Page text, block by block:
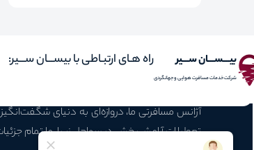
بیـــســـان ســـیر
شرکت خدمات مسافرت هوایی و جهانگردی
راه هـای ارتبـاطی با بیســـان ســـیر:
آژانس مسافرتی ما، دروازه‌ای به دنیای
تعطیلات آرامش‌بخش در سواحل زیبا، ما تمام جزئیات